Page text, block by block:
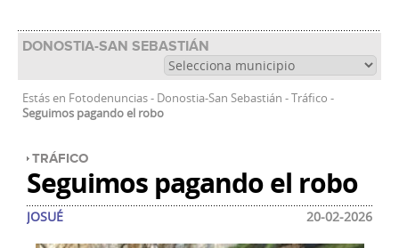
DONOSTIA-SAN SEBASTIÁN
Estás en Fotodenuncias- Donostia-San Sebastián -Tráfico -
Seguimos pagando el robo
TRÁFICO
Seguimos pagando el robo
JOSUÉ 20-02-2026